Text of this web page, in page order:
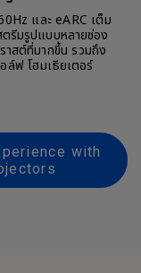
และ eARC เต็ม
รีมรูปแบบหลายช่อง
าสต์ที่มากขึ้น รวมถึง
ล์ฟ โฮมเธียเตอร์
with